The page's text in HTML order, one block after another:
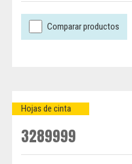
Comparar productos
Hojas de cinta
3289999